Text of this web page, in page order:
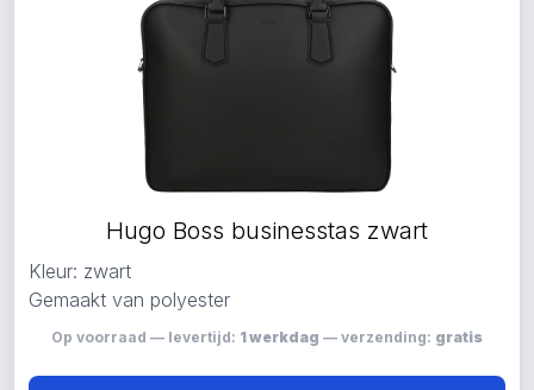
Hugo Boss businesstas zwart
Kleur: zwart
Gemaakt van polyester
Op voorraad — levertijd: 1 werkdag — verzending: gratis